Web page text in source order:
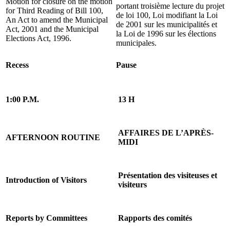
for Third Reading of Bill 100,
An Act to amend the Municipal
Act, 2001 and the Municipal
Elections Act, 1996.
portant troisième lecture du projet
de loi 100, Loi modifiant la Loi
de 2001 sur les municipalités et
la Loi de 1996 sur les élections
municipales.
Recess Pause
1:00 P.M. 13 H
AFTERNOON ROUTINE
AFFAIRES DE L’APRÈS-
MIDI
Introduction of Visitors
Présentation des visiteuses et
visiteurs
Reports by Committees Rapports des comités